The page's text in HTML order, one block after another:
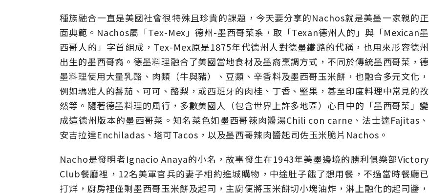
種族融合一直是美國社會很特殊且珍貴的課題，今天要分享的Nachos就是美墨一家親的正
面典範。Nachos屬「Tex-Mex」德州-墨西哥菜系，取「Texan德州人的」與「Mexican墨
西哥人的」字首組成，Tex-Mex原是1875年代德州人對德墨鐵路的代稱，也用來形容德州
出生的墨西哥裔。德墨料理融合了美國當地食材及墨裔烹調方式，不同於傳統墨西哥菜，德
墨料理使用大量乳酪、肉類（牛與豬）、豆類、辛香料及墨西哥玉米餅，也融合多元文化，
例如瑪雅人的蕃茄、可可、酪梨，或西班牙的肉桂、丁香、堅果，甚至印度料理中常見的孜
然等。隨著德墨料理的風行，多數美國人（包含世界上許多地區）心目中的「墨西哥菜」變
成這德州版本的墨西哥菜。知名菜色如墨西哥辣肉醬湯Chili con carne、法士達Fajitas、
安吉拉達Enchiladas、塔可Tacos，以及墨西哥辣肉醬起司佐玉米脆片Nachos。
Nacho是發明者Ignacio Anaya的小名，故事發生在1943年美墨邊境的勝利俱樂部Victory
Club餐廳裡，12名美軍官兵的妻子相約進城購物，中途肚子餓了想用餐，不過當時餐廳已
打烊，廚房裡僅剩墨西哥玉米餅及起司，主廚便將玉米餅切小塊油炸，淋上融化的起司醬，